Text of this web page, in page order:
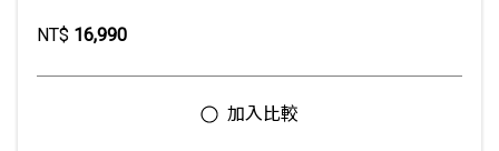
NT$ 16,990